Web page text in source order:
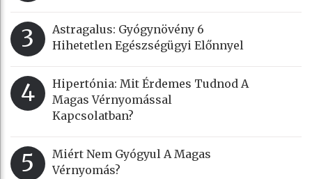
3
Astragalus: Gyógynövény 6
Hihetetlen Egészségügyi Előnnyel
4
Hipertónia: Mit Érdemes Tudnod A
Magas Vérnyomással
Kapcsolatban?
5
Miért Nem Gyógyul A Magas
Vérnyomás?